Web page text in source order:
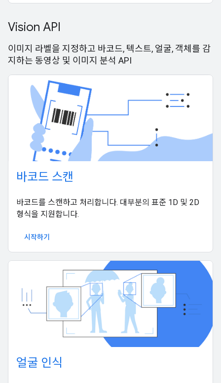
Vision API
이미지 라벨을 지정하고 바코드, 텍스트, 얼굴, 객체를 감
지하는 동영상 및 이미지 분석 API
바코드 스캔
바코드를 스캔하고 처리합니다. 대부분의 표준 1D 및 2D
형식을 지원합니다.
시작하기
얼굴 인식